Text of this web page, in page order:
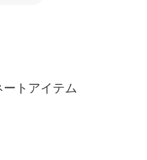
にバッチリおすすめなデザイ
み合わせても存在感◎なワ
黒のローファーデザインは
ートアイテム